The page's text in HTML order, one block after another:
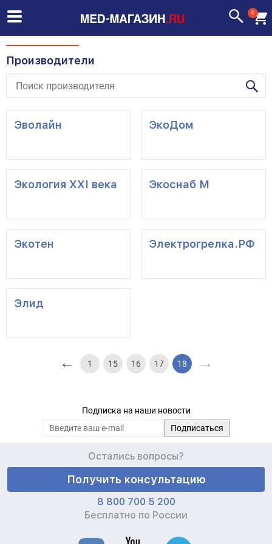
0
Производители
Эволайн ЭкоДом
Экология XXI века Экоснаб М
Экотен Электрогрелка.РФ
Элид
← 1 15 16 17 18 →
Подписка на наши новости
Остались вопросы?
Получить консультацию
8 800 700 5 200
Бесплатно по России